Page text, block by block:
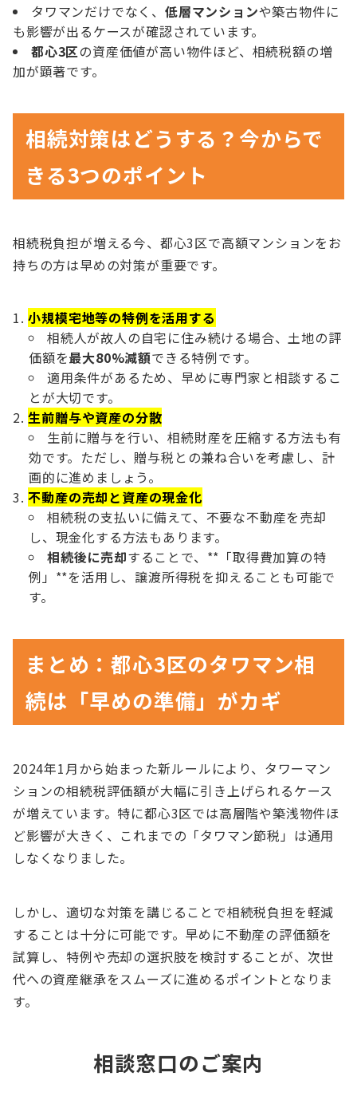
タワマンだけでなく、 低層マンションや築古物件に
も影響が出るケースが確認されています。
都心3区の資産価値が高い物件ほど、相続税額の増
加が顕著です。
相続対策はどうする？今からで
きる3つのポイント
相続税負担が増える今、都心3区で高額マンションをお
持ちの方は早めの対策が重要です。
小規模宅地等の特例を活用する
相続人が故人の自宅に住み続ける場合、土地の評
価額を最大80%減額できる特例です。
適用条件があるため、早めに専門家と相談するこ
とが大切です。
生前贈与や資産の分散
生前に贈与を行い、相続財産を圧縮する方法も有
効です。ただし、贈与税との兼ね合いを考慮し、計
画的に進めましょう。
不動産の売却と資産の現金化
相続税の支払いに備えて、不要な不動産を売却
し、現金化する方法もあります。
相続後に売却することで、**「取得費加算の特
例」**を活用し、譲渡所得税を抑えることも可能で
す。
まとめ：都心3区のタワマン相
続は「早めの準備」がカギ
2024年1月から始まった新ルールにより、タワーマン
ションの相続税評価額が大幅に引き上げられるケース
が増えています。特に都心3区では高層階や築浅物件ほ
ど影響が大きく、これまでの「タワマン節税」は通用
しなくなりました。
しかし、適切な対策を講じることで相続税負担を軽減
することは十分に可能です。早めに不動産の評価額を
試算し、特例や売却の選択肢を検討することが、次世
代への資産継承をスムーズに進めるポイントとなりま
す。
相談窓口のご案内